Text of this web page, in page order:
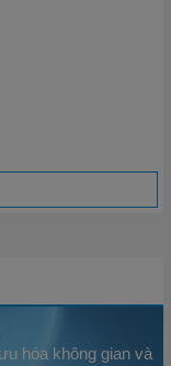
hóa không gian và